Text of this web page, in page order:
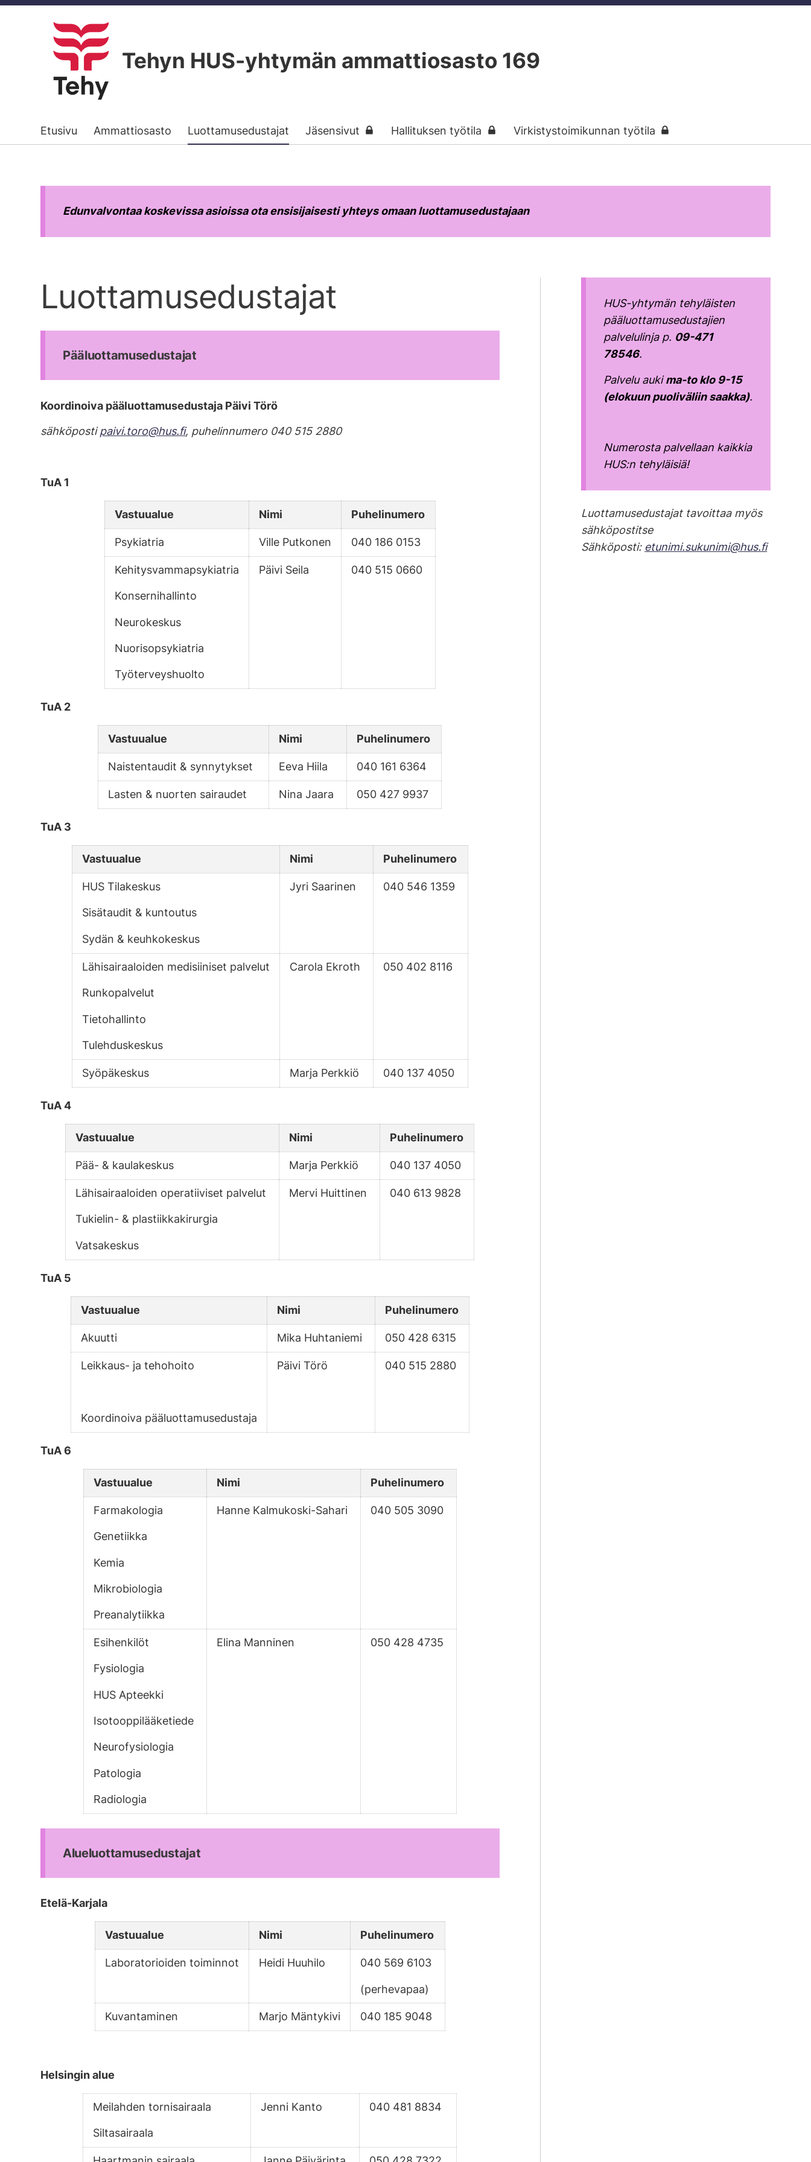
Tehyn HUS-yhtymän ammattiosasto 169
Etusivu Ammattiosasto Luottamusedustajat Jäsensivut Hallituksen työtila Virkistystoimikunnan työtila
Edunvalvontaa koskevissa asioissa ota ensisijaisesti yhteys omaan luottamusedustajaan
Luottamusedustajat
Pääluottamusedustajat
Koordinoiva pääluottamusedustaja Päivi Törö
sähköpostipaivi.toro@hus.fi, puhelinnumero 040 515 2880
TuA 1
Vastuualue Nimi Puhelinumero
Psykiatria Ville Putkonen 040 186 0153
Kehitysvammapsykiatria
Konsernihallinto
Neurokeskus
Nuorisopsykiatria
Työterveyshuolto
Päivi Seila 040 515 0660
TuA 2
Vastuualue Nimi Puhelinumero
Naistentaudit & synnytykset Eeva Hiila 040 161 6364
Lasten & nuorten sairaudet Nina Jaara 050 427 9937
TuA 3
Vastuualue Nimi Puhelinumero
HUS Tilakeskus
Sisätaudit & kuntoutus
Sydän & keuhkokeskus
Jyri Saarinen 040 546 1359
Lähisairaaloiden medisiiniset palvelut
Runkopalvelut
Tietohallinto
Tulehduskeskus
Carola Ekroth 050 402 8116
Syöpäkeskus Marja Perkkiö 040 137 4050
TuA 4
Vastuualue Nimi Puhelinumero
Pää- & kaulakeskus Marja Perkkiö 040 137 4050
Lähisairaaloiden operatiiviset palvelut
Tukielin- & plastiikkakirurgia
Vatsakeskus
Mervi Huittinen 040 613 9828
TuA 5
Vastuualue Nimi Puhelinumero
Akuutti Mika Huhtaniemi 050 428 6315
Leikkaus- ja tehohoito
Koordinoiva pääluottamusedustaja
Päivi Törö 040 515 2880
TuA 6
Vastuualue Nimi Puhelinumero
Farmakologia
Genetiikka
Kemia
Mikrobiologia
Preanalytiikka
Hanne Kalmukoski-Sahari 040 505 3090
Esihenkilöt
Fysiologia
HUS Apteekki
Isotooppilääketiede
Neurofysiologia
Patologia
Radiologia
Elina Manninen 050 428 4735
Alueluottamusedustajat
Etelä-Karjala
Vastuualue Nimi Puhelinumero
Laboratorioiden toiminnot Heidi Huuhilo 040 569 6103
(perhevapaa)
Kuvantaminen Marjo Mäntykivi 040 185 9048
Helsingin alue
Meilahden tornisairaala
Siltasairaala
Jenni Kanto 040 481 8834
HUS-yhtymän tehyläisten
pääluottamusedustajien
palvelulinja p. 09-471
78546.
Palvelu aukima-to klo 9-15
(elokuun puoliväliin saakka).
Numerosta palvellaan kaikkia
HUS:n tehyläisiä!
Luottamusedustajat tavoittaa myös
sähköpostitse
Sähköposti: etunimi.sukunimi@hus.fi